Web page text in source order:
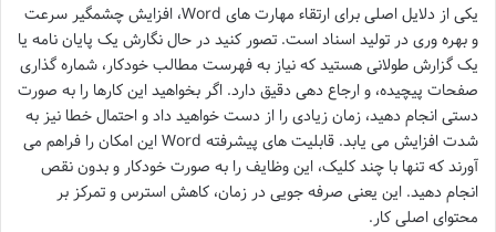
یکی از دلایل اصلی برای ارتقاء مهارت های Word، افزایش چشمگیر سرعت
و بهره وری در تولید اسناد است. تصور کنید در حال نگارش یک پایان نامه یا
یک گزارش طولانی هستید که نیاز به فهرست مطالب خودکار، شماره گذاری
صفحات پیچیده، و ارجاع دهی دقیق دارد. اگر بخواهید این کارها را به صورت
دستی انجام دهید، زمان زیادی را از دست خواهید داد و احتمال خطا نیز به
شدت افزایش می یابد. قابلیت های پیشرفته Word این امکان را فراهم می
آورند که تنها با چند کلیک، این وظایف را به صورت خودکار و بدون نقص
انجام دهید. این یعنی صرفه جویی در زمان، کاهش استرس و تمرکز بر
محتوای اصلی کار.